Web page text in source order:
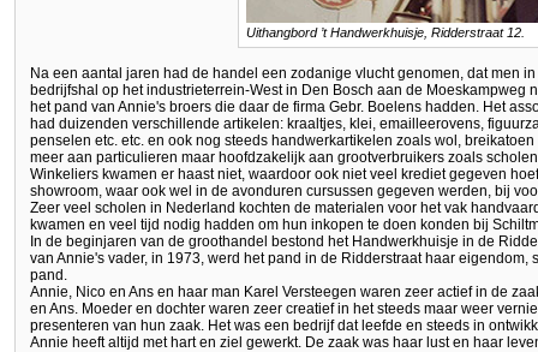
Uithangbord ’t Handwerkhuisje, Ridderstraat 12.
Na een aantal jaren had de handel een zodanige vlucht genomen, dat men in
bedrijfshal op het industrieterrein-West in Den Bosch aan de Moeskampweg
het pand van Annie's broers die daar de firma Gebr. Boelens hadden. Het
had duizenden verschillende artikelen: kraaltjes, klei, emailleerovens,
penselen etc. etc. en ook nog steeds handwerkartikelen zoals wol,
meer aan particulieren maar hoofdzakelijk aan grootverbruikers zoals
Winkeliers kwamen er haast niet, waardoor ook niet veel krediet gegeven
showroom, waar ook wel in de avonduren cursussen gegeven werden, bij
Zeer veel scholen in Nederland kochten de materialen voor het vak
kwamen en veel tijd nodig hadden om hun inkopen te doen konden bij
In de beginjaren van de groothandel bestond het Handwerkhuisje in de
van Annie's vader, in 1973, werd het pand in de Ridderstraat haar eigendom,
pand.
Annie, Nico en Ans en haar man Karel Versteegen waren zeer actief in de
en Ans. Moeder en dochter waren zeer creatief in het steeds maar weer
presenteren van hun zaak. Het was een bedrijf dat leefde en steeds in
Annie heeft altijd met hart en ziel gewerkt. De zaak was haar lust en haar